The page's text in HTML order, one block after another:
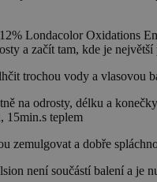
Londacolor Oxidations
a začít tam, kde je
trochou vody a vlasovou
na odrosty, délku a
15min.s teplem
zemulgovat a dobře
není součástí balení a je